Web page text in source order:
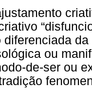
diferenciada
ou
de-ser ou